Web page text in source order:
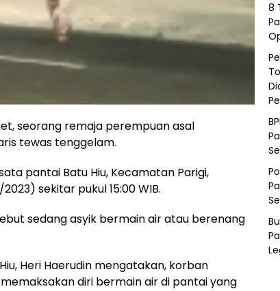
seorang remaja perempuan asal
tewas tenggelam.
pantai Batu Hiu, Kecamatan Parigi,
sekitar pukul 15:00 WIB.
sedang asyik bermain air atau berenang
Heri Haerudin mengatakan, korban
diri bermain air di pantai yang
8